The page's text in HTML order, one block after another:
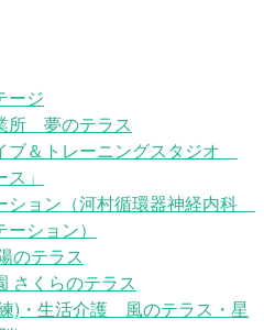
ージ
所 夢のテラス
ブ＆トレーニングスタジオ
」
ション（河村循環器神経内科
ション）
のテラス
さくらのテラス
)・生活介護 風のテラス・星